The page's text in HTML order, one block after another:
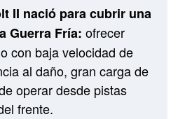
II nació para cubrir una
Guerra Fría: ofrecer
con baja velocidad de
al daño, gran carga de
operar desde pistas
frente.